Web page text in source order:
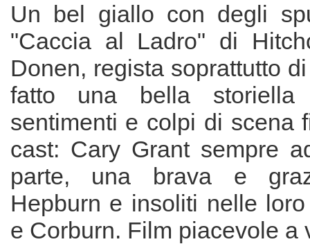
Un bel giallo con degli
"Caccia al Ladro" di
Donen, regista soprattutto
fatto una bella storiella
sentimenti e colpi di scena
cast: Cary Grant sempre
parte, una brava e
Hepburn e insoliti nelle
e Corburn. Film piacevole a